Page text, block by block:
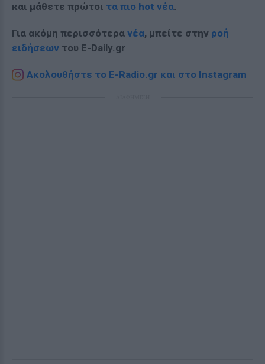
και μάθετε πρώτοι τα πιο hot νέα.
Για ακόμη περισσότερα νέα, μπείτε στην ροή
ειδήσεων του E-Daily.gr
Ακολουθήστε το E-Radio.gr και στο Instagram